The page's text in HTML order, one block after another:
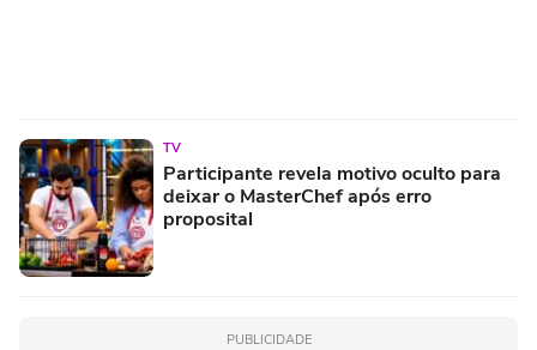
TV
Participante revela motivo oculto para
deixar o MasterChef após erro
proposital
PUBLICIDADE